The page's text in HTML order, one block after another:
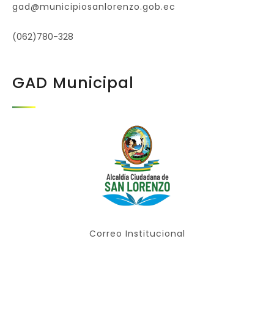
gad@municipiosanlorenzo.gob.ec
(062)780-328
GAD Municipal
Correo Institucional